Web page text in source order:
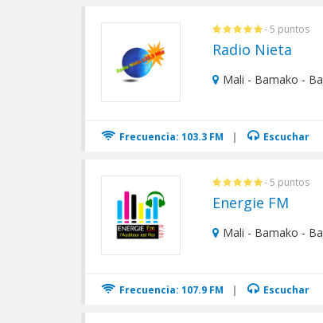
- 5 puntos
Radio Nieta
Mali - Bamako -
Frecuencia: 103.3 FM | Escuchar
- 5 puntos
Energie FM
Mali - Bamako -
Frecuencia: 107.9 FM | Escuchar